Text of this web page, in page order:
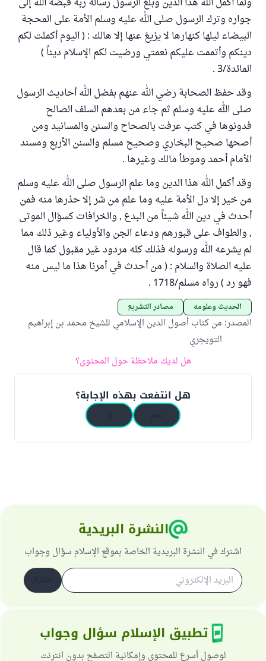
جواره وترك الرسول صلى الله عليه وسلم الأمة على المحجة
البيضاء ليلها كنهارها لا يزيغ عنها إلا هالك : ( اليوم أكملت لكم
دينكم وأتممت عليكم نعمتي ورضيت لكم الإسلام ديناً )
المائدة/3 .
وقد حفظ الصحابة رضي الله عنهم بفضل الله أحاديث الرسول
صلى الله عليه وسلم ثم جاء من بعدهم السلف الصالح
فدونوها في كتب عرفت بالصحاح والسنن والمسانيد ومن
أصحها صحيح البخاري وصحيح مسلم والسنن الأربع ومسند
الأمام أحمد وموطأ مالك وغيرها .
وقد أكمل الله هذا الدين وما علم الرسول صلى الله عليه وسلم
من خير إلا دل الأمة عليه وما علم من شر إلا حذرها منه فمن
أحدث في دين الله شيئاً من البدع , والخرافات كسؤال الموتى
, والطواف على قبورهم ودعاء الجن والأولياء وغير ذلك مما
لم يشرعه الله ورسوله فذلك كله مردود غير مقبول كما قال
عليه الصلاة والسلام : ( من أحدث في أمرنا هذا ما ليس منه
فهو رد ) رواه مسلم/1718 .
الحديث وعلومه مصادر التشريع
المصدر: من كتاب أصول الدين الإسلامي للشيخ محمد بن إبراهيم
التويجري
هل لديك ملاحظة حول المحتوى؟
هل انتفعت بهذه الإجابة؟
النشرة البريدية
اشترك في النشرة البريدية الخاصة بموقع الإسلام سؤال وجواب
تطبيق الإسلام سؤال وجواب
لوصول أسرع للمحتوى وإمكانية التصفح بدون انترنت